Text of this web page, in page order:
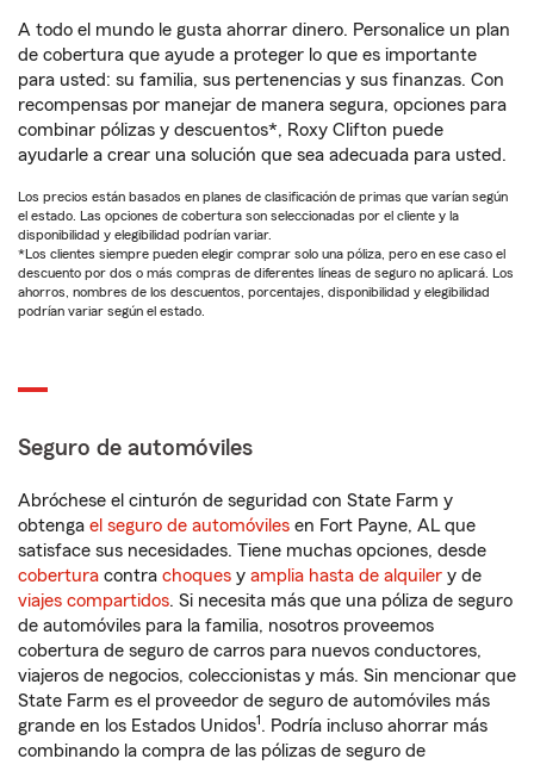
A todo el mundo le gusta ahorrar dinero. Personalice un plan
de cobertura que ayude a proteger lo que es importante
para usted: su familia, sus pertenencias y sus finanzas. Con
recompensas por manejar de manera segura, opciones para
combinar pólizas y descuentos*, Roxy Clifton puede
ayudarle a crear una solución que sea adecuada para usted.
Los precios están basados en planes de clasificación de primas que varían según
el estado. Las opciones de cobertura son seleccionadas por el cliente y la
disponibilidad y elegibilidad podrían variar.
*Los clientes siempre pueden elegir comprar solo una póliza, pero en ese caso el
descuento por dos o más compras de diferentes líneas de seguro no aplicará. Los
ahorros, nombres de los descuentos, porcentajes, disponibilidad y elegibilidad
podrían variar según el estado.
Seguro de automóviles
Abróchese el cinturón de seguridad con State Farm y
obtenga el seguro de automóviles en Fort Payne, AL que
satisface sus necesidades. Tiene muchas opciones, desde
cobertura contra choques y amplia hasta de alquiler y de
viajes compartidos. Si necesita más que una póliza de seguro
de automóviles para la familia, nosotros proveemos
cobertura de seguro de carros para nuevos conductores,
viajeros de negocios, coleccionistas y más. Sin mencionar que
State Farm es el proveedor de seguro de automóviles más
grande en los Estados Unidos1. Podría incluso ahorrar más
combinando la compra de las pólizas de seguro de